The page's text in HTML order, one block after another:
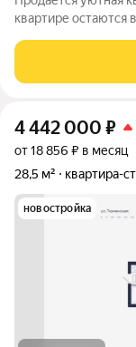
квартире остаются
выполнен в
солнечную
4 442 000 ₽
от 18 856 ₽ в месяц
28,5 м²
квартира-
новостройка